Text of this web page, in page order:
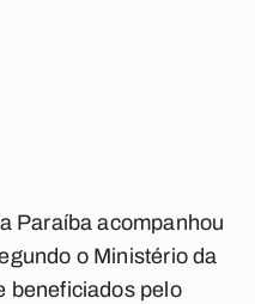
Paraíba acompanhou
o Ministério da
beneficiados pelo